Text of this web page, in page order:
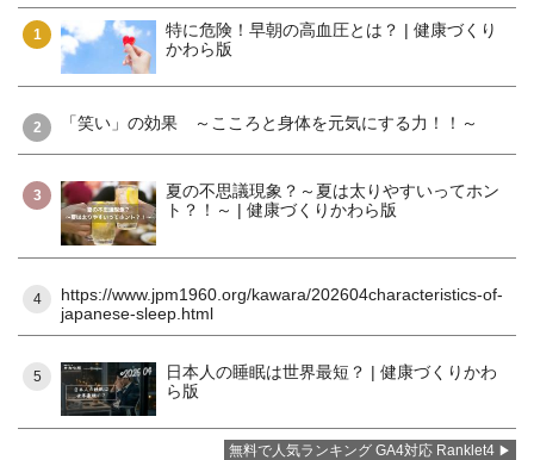
1
特に危険！早朝の高血圧とは？ | 健康づくり
かわら版
2 「笑い」の効果 ～こころと身体を元気にする力！！～
3
夏の不思議現象？～夏は太りやすいってホン
ト？！～ | 健康づくりかわら版
4
https://www.jpm1960.org/kawara/202604characteristics-of-
japanese-sleep.html
5
日本人の睡眠は世界最短？ | 健康づくりかわ
ら版
無料で人気ランキング GA4対応 Ranklet4